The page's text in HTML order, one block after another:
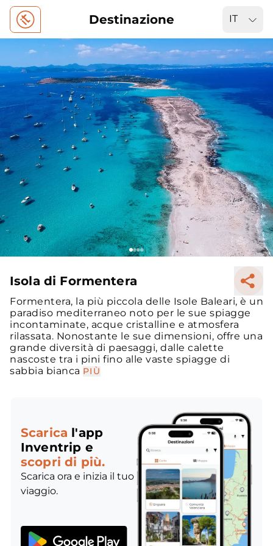
Destinazione IT
Isola di Formentera
Formentera, la più piccola delle Isole Baleari, è un
paradiso mediterraneo noto per le sue spiagge
incontaminate, acque cristalline e atmosfera
rilassata. Nonostante le sue dimensioni, offre una
grande diversità di paesaggi, dalle calette
nascoste tra i pini fino alle vaste spiagge di
sabbia bianca PIÙ
Scarica l'app
Inventrip e
scopri di più.
Scarica ora e inizia il tuo
viaggio.